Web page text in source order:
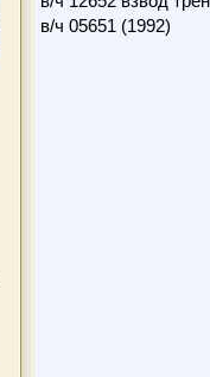
в/ч 05651 (1992)